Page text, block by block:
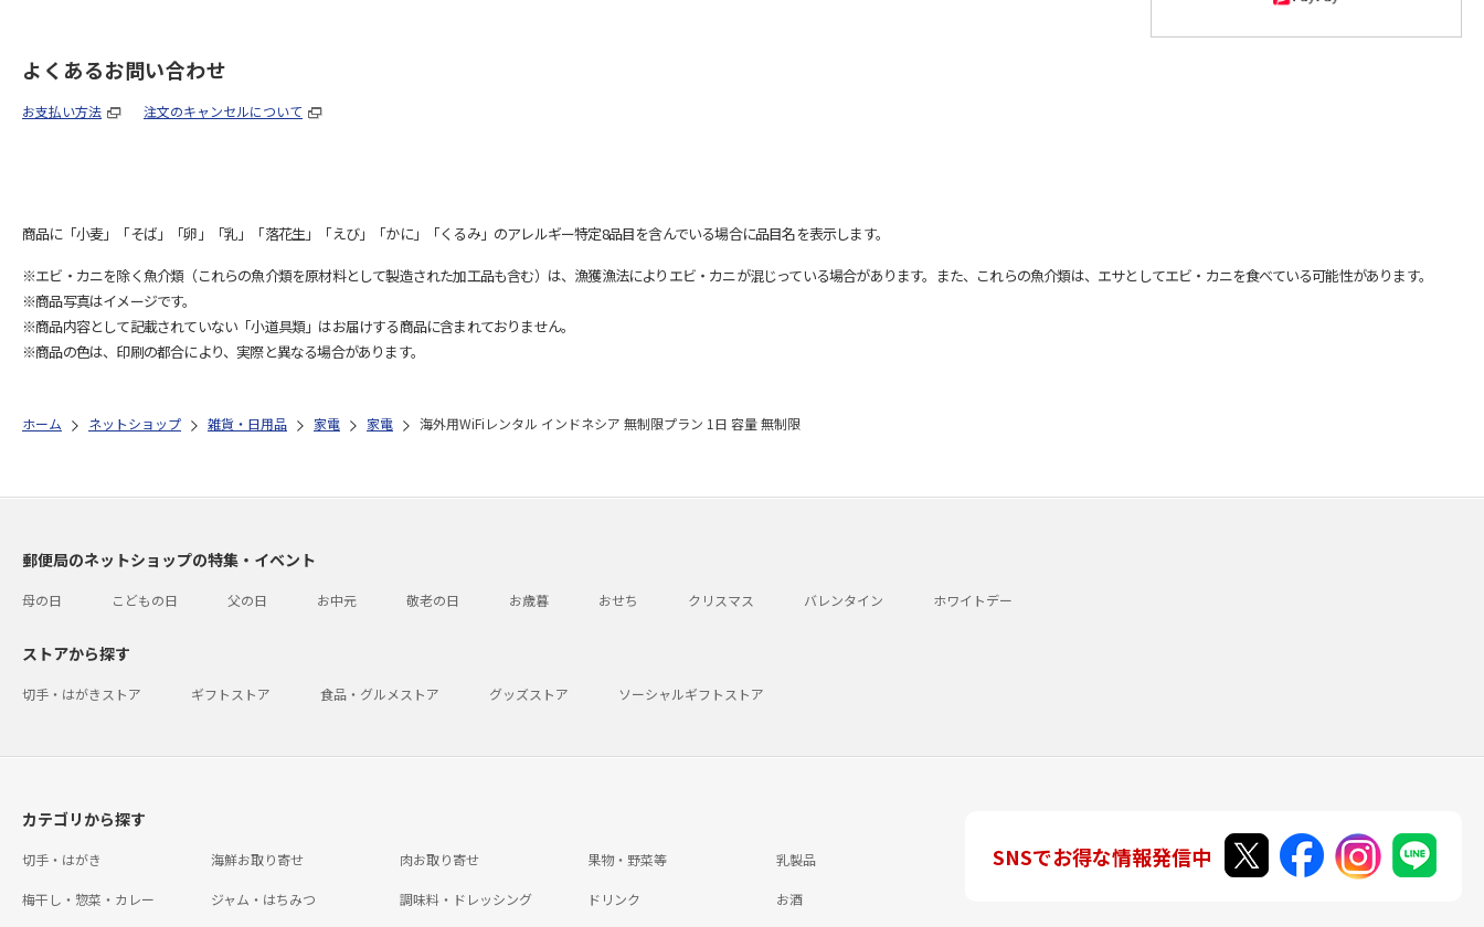
よくあるお問い合わせ
お支払い方法 注文のキャンセルについて
商品に「小麦」「そば」「卵」「乳」「落花生」「えび」「かに」「くるみ」のアレルギー特定8品目を含んでいる場合に品目名を表示します。
※エビ・カニを除く魚介類（これらの魚介類を原材料として製造された加工品も含む）は、漁獲漁法によりエビ・カニが混じっている場合があります。また、これらの魚介類は、エサとしてエビ・カニを食べている可能性があります。
※商品写真はイメージです。
※商品内容として記載されていない「小道具類」はお届けする商品に含まれておりません。
※商品の色は、印刷の都合により、実際と異なる場合があります。
ホーム ネットショップ 雑貨・日用品 家電 家電 海外用WiFiレンタル インドネシア 無制限プラン 1日 容量 無制限
郵便局のネットショップの特集・イベント
母の日 こどもの日 父の日 お中元 敬老の日 お歳暮 おせち クリスマス バレンタイン ホワイトデー
ストアから探す
切手・はがきストア ギフトストア 食品・グルメストア グッズストア ソーシャルギフトストア
カテゴリから探す
切手・はがき 海鮮お取り寄せ 肉お取り寄せ 果物・野菜等 乳製品
梅干し・惣菜・カレー ジャム・はちみつ 調味料・ドレッシング ドリンク お酒
SNSでお得な情報発信中